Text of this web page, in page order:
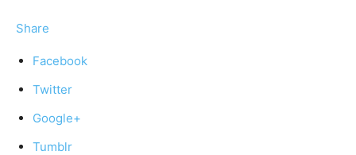
Share
Facebook
Twitter
Google+
Tumblr